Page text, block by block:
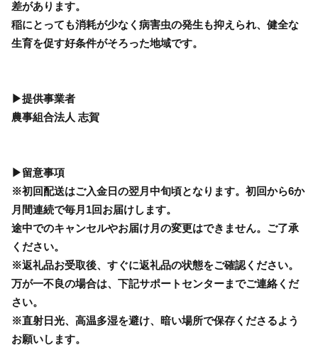
差があります。
稲にとっても消耗が少なく病害虫の発生も抑えられ、健全な
生育を促す好条件がそろった地域です。
▶提供事業者
農事組合法人 志賀
▶留意事項
※初回配送はご入金日の翌月中旬頃となります。初回から6か
月間連続で毎月1回お届けします。
途中でのキャンセルやお届け月の変更はできません。ご了承
ください。
※返礼品お受取後、すぐに返礼品の状態をご確認ください。
万が一不良の場合は、下記サポートセンターまでご連絡くだ
さい。
※直射日光、高温多湿を避け、暗い場所で保存くださるよう
お願いします。